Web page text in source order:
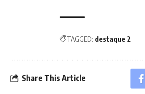
TAGGED: destaque 2
Share This Article